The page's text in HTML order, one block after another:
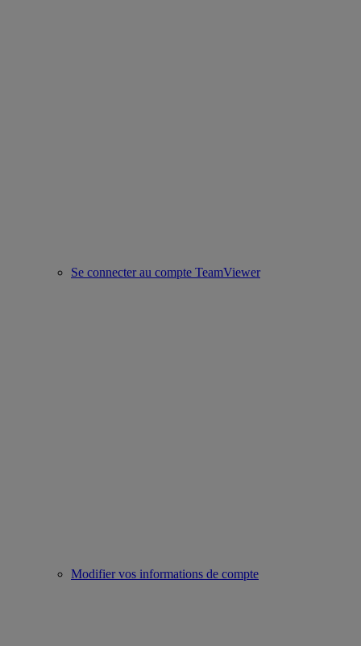
Se connecter au compte TeamViewer
Modifier vos informations de compte